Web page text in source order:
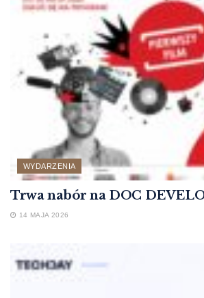
WYDARZENIA
Trwa nabór na DOC
14 MAJA 2026